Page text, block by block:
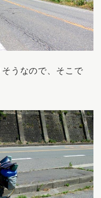
うなので、そこで